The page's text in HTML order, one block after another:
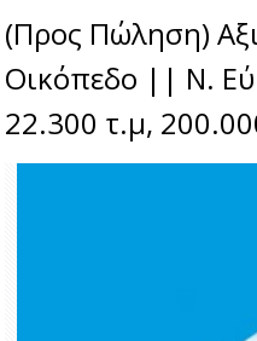
(Προς Πώληση)
Οικόπεδο || Ν.
22.300 τ.μ,